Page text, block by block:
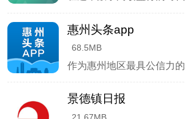
活动策划等。
5、历史归档
自动保存所有已发布内容，包括修
新。
惠州头条app
68.5MB
景德镇日报
21.67MB